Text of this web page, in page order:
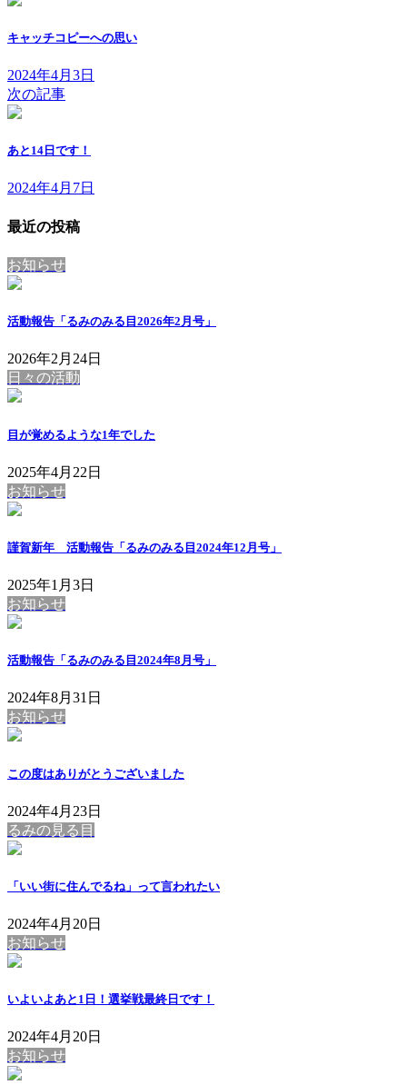
キャッチコピーへの思い
2024年4月3日
次の記事
あと14日です！
2024年4月7日
最近の投稿
お知らせ
活動報告「るみのみる目2026年2月号」
2026年2月24日
日々の活動
目が覚めるような1年でした
2025年4月22日
お知らせ
謹賀新年 活動報告「るみのみる目2024年12月号」
2025年1月3日
お知らせ
活動報告「るみのみる目2024年8月号」
2024年8月31日
お知らせ
この度はありがとうございました
2024年4月23日
るみの見る目
「いい街に住んでるね」って言われたい
2024年4月20日
お知らせ
いよいよあと1日！選挙戦最終日です！
2024年4月20日
お知らせ